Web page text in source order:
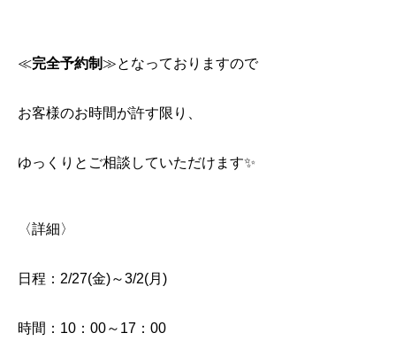
≪完全予約制≫となっておりますので
お客様のお時間が許す限り、
ゆっくりとご相談していただけます✨
〈詳細〉
日程：2/27(金)～3/2(月)
時間：10：00～17：00